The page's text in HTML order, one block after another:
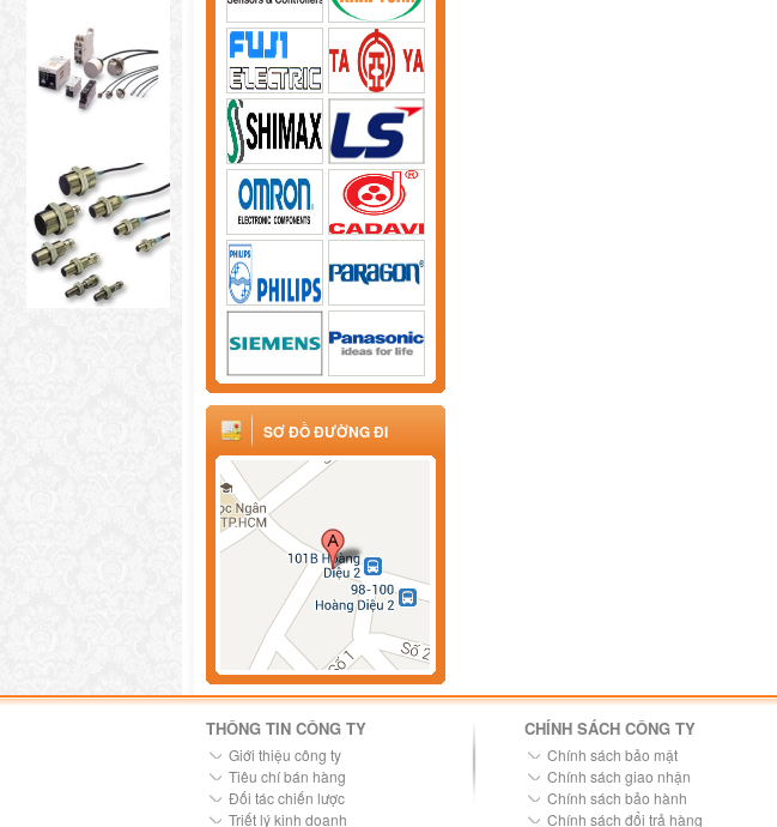
SƠ ĐỒ ĐƯỜNG ĐI
THÔNG TIN CÔNG TY
Giới thiệu công ty
Tiêu chí bán hàng
Đối tác chiến lược
Triết lý kinh doanh
CHÍNH SÁCH CÔNG TY
Chính sách bảo mật
Chính sách giao nhận
Chính sách bảo hành
Chính sách đổi trả hàng